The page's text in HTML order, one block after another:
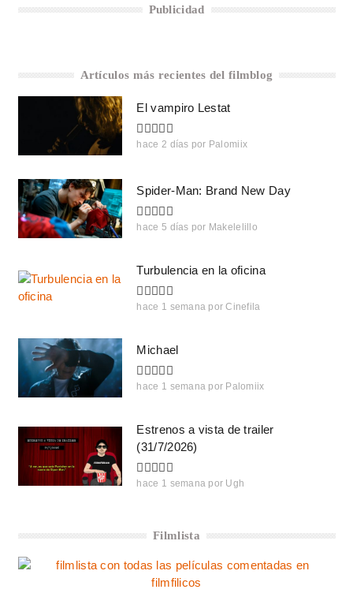
Publicidad
Artículos más recientes del filmblog
El vampiro Lestat
hace 2 días por Palomiix
Spider-Man: Brand New Day
hace 5 días por Makelelillo
Turbulencia en la oficina
hace 1 semana por Cinefila
Michael
hace 1 semana por Palomiix
Estrenos a vista de trailer
(31/7/2026)
hace 1 semana por Ugh
Filmlista